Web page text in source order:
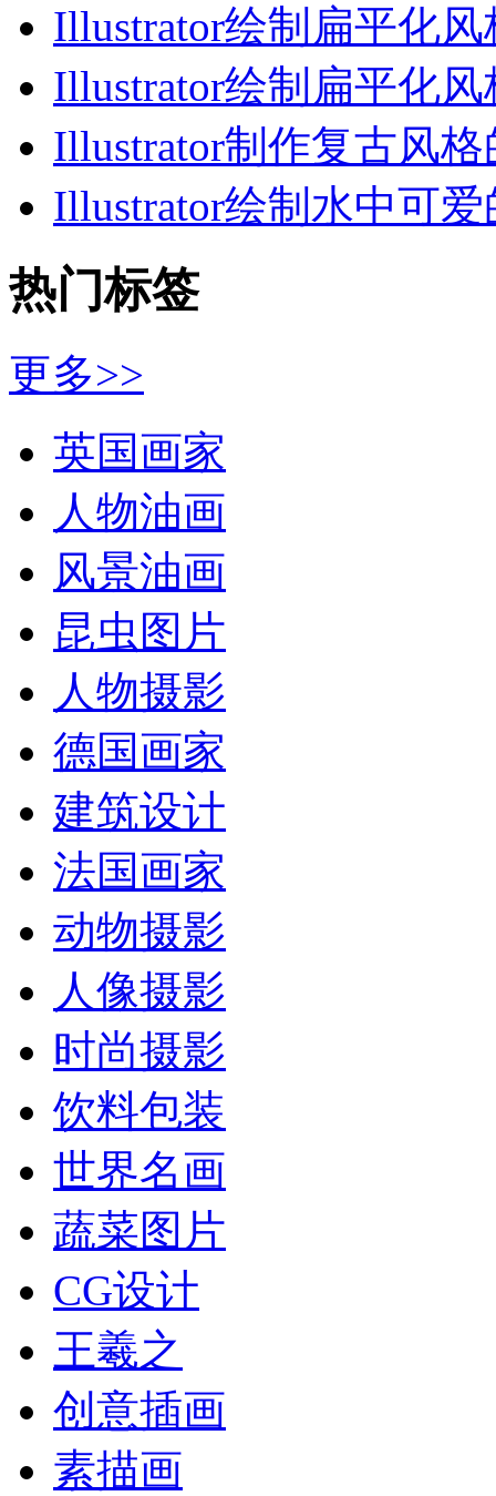
Illustrator绘制扁平化风
Illustrator绘制扁平化风
Illustrator制作复古风格
Illustrator绘制水中可爱
热门标签
更多>>
英国画家
人物油画
风景油画
昆虫图片
人物摄影
德国画家
建筑设计
法国画家
动物摄影
人像摄影
时尚摄影
饮料包装
世界名画
蔬菜图片
CG设计
王羲之
创意插画
素描画